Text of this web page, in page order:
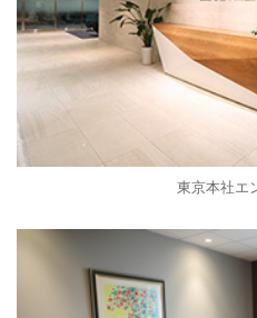
東京本社エ